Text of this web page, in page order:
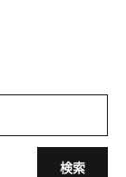
検索